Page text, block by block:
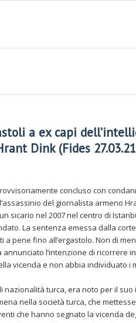
a ex capi
Dink (Fides
concluso con
del giornalista armeno
sicario nel 2007 nel centro di
La sentenza emessa dalla
a pene fino all’ergastolo. Non di
l’intenzione di ricorrere
vicenda e non abbia individuato
nazionalità turca, era noto per il
nella società turca, che
che hanno segnato la vicenda